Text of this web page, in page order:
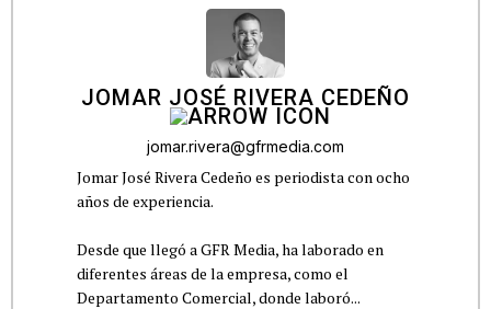
JOMAR JOSÉ RIVERA CEDEÑO
jomar.rivera@gfrmedia.com
Jomar José Rivera Cedeño es periodista con ocho
años de experiencia.
Desde que llegó a GFR Media, ha laborado en
diferentes áreas de la empresa, como el
Departamento Comercial, donde laboró...